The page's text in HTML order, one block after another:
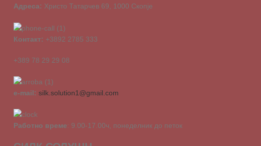
Адреса: Христо Татарчев 69, 1000 Скопје
Контакт: +3892 2785 333
+389 78 29 29 08
e-mail: silk.solution1@gmail.com
Работно време: 9.00-17.00ч, понеделник до петок